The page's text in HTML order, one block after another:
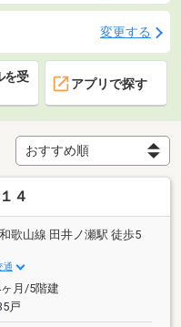
変更する
を受
アプリで探す
４
歌山線 田井ノ瀬駅 徒歩5
通
月/5階建
戸